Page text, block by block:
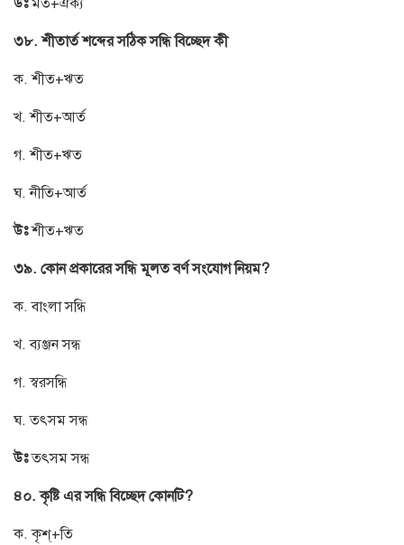
উঃমত+ঐক্য
৩৮. শীতার্ত শব্দের সঠিক সন্ধি বিচ্ছেদ কী
ক. শীত+ঋত
খ. শীত+আর্ত
গ. শীত+ঋত
ঘ. নীতি+আর্ত
উঃশীত+ঋত
৩৯. কোন প্রকারের সন্ধি মূলত বর্ণ সংযোগ নিয়ম?
ক. বাংলা সন্ধি
খ. ব্যঞ্জন সন্ধ
গ. স্বরসন্ধি
ঘ. তৎসম সন্ধ
উঃতৎসম সন্ধ
৪০. কৃষ্টি এর সন্ধি বিচ্ছেদ কোনটি?
ক. কৃশ্+তি